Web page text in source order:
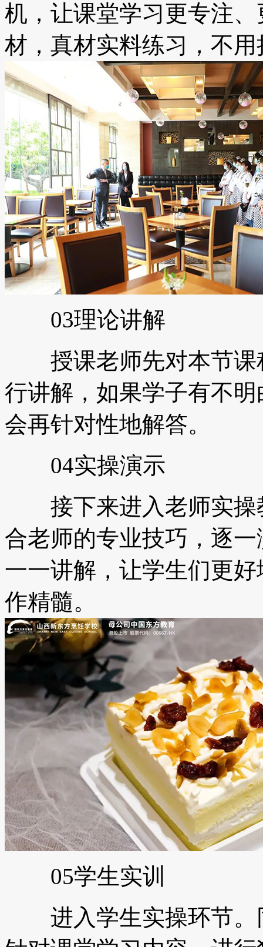
机，让课堂学习更专注
材，真材实料练习，不
03理论讲解
授课老师先对本节课
行讲解，如果学子有不
会再针对性地解答。
04实操演示
接下来进入老师实操
合老师的专业技巧，逐
一一讲解，让学生们更
作精髓。
05学生实训
进入学生实操环节。